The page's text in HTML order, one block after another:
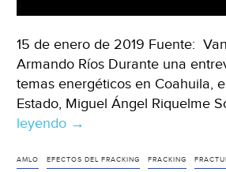
15 de enero de 2019 Fuente:
Armando Ríos Durante una
temas energéticos en Coahuila,
Estado, Miguel Ángel Riquelme
leyendo Coahuila:
a
→
AMLO EFECTOS DEL FRACKING FRACKING